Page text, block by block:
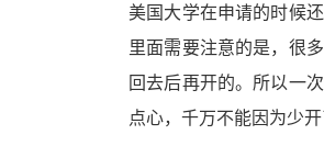
美国大学在申请的时候
里面需要注意的是，很
回去后再开的。所以一
点心，千万不能因为少